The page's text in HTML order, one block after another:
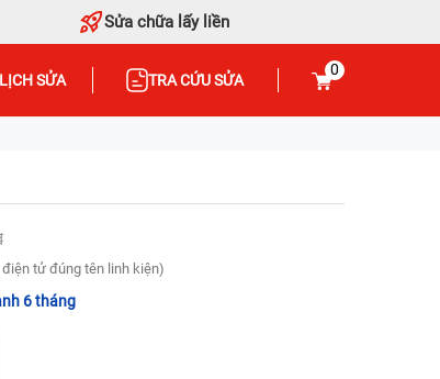
Sửa chữa lấy liền
SỬA TRA CỨU SỬA
0
điện tử đúng tên linh kiện)
6 tháng